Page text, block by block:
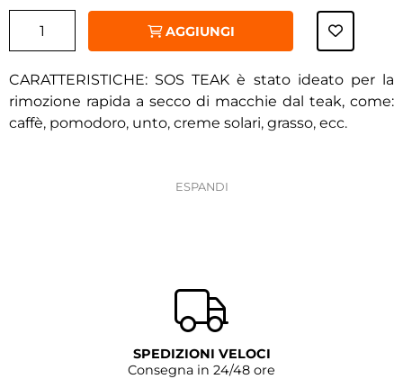
AGGIUNGI
CARATTERISTICHE: SOS TEAK è stato ideato per la
rimozione rapida a secco di macchie dal teak, come:
caffè, pomodoro, unto, creme solari, grasso, ecc.
direttamente sulla macchia e lasciare asciugare per 5
SPEDIZIONI VELOCI
Consegna in 24/48 ore